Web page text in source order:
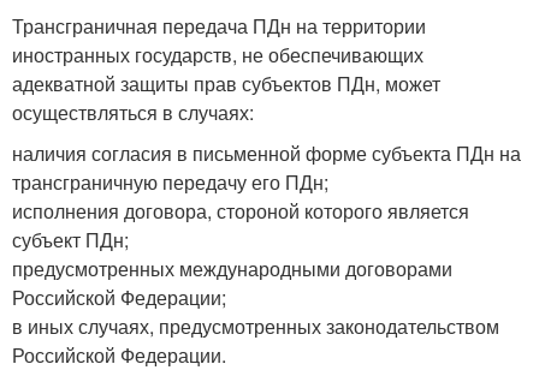
Трансграничная передача ПДн на территории
иностранных государств, не обеспечивающих
адекватной защиты прав субъектов ПДн, может
осуществляться в случаях:
наличия согласия в письменной форме субъекта ПДн на
трансграничную передачу его ПДн;
исполнения договора, стороной которого является
субъект ПДн;
предусмотренных международными договорами
Российской Федерации;
в иных случаях, предусмотренных законодательством
Российской Федерации.